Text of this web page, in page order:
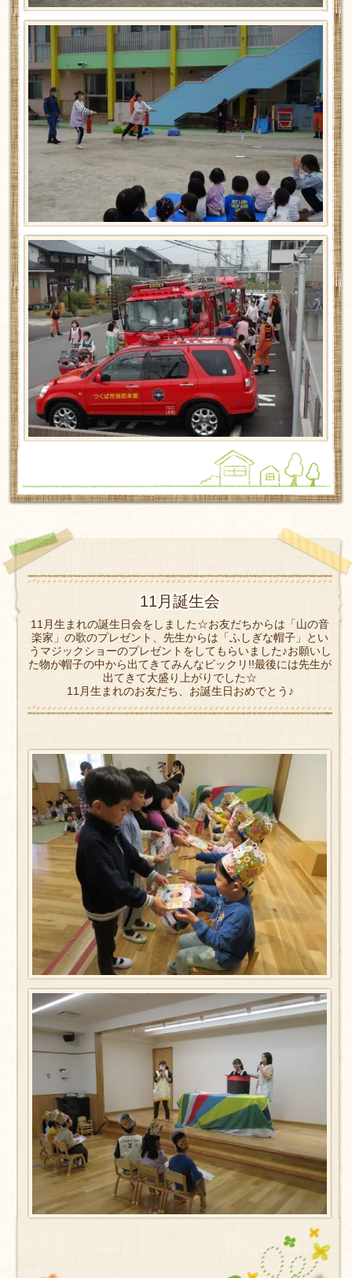
11月誕生会
11月生まれの誕生日会をしました☆お友だちからは「山の音
楽家」の歌のプレゼント、先生からは「ふしぎな帽子」とい
うマジックショーのプレゼントをしてもらいました♪お願いし
た物が帽子の中から出てきてみんなビックリ!!最後には先生が
出てきて大盛り上がりでした☆
11月生まれのお友だち、お誕生日おめでとう♪